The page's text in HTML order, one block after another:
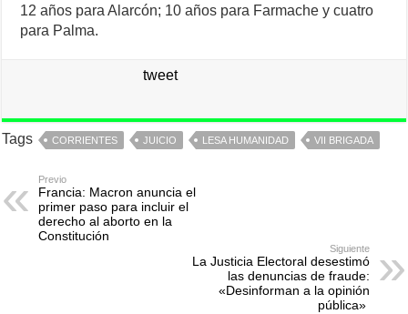
12 años para Alarcón; 10 años para Farmache y cuatro
para Palma.
tweet
Tags CORRIENTES JUICIO LESA HUMANIDAD VII BRIGADA
Previo
Francia: Macron anuncia el
primer paso para incluir el
derecho al aborto en la
Constitución
Siguiente
La Justicia Electoral desestimó
las denuncias de fraude:
«Desinforman a la opinión
pública»